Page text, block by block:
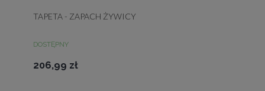
TAPETA - ZAPACH ŻYWICY
DOSTĘPNY
206,99 zł